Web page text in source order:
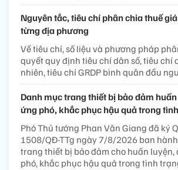
Nguyên tắc, tiêu chí phân chia thuế
từng địa phương
Về tiêu chí, số liệu và phương pháp
quyết quy định tiêu chí dân số, tiêu chí
nhiên, tiêu chí GRDP bình quân đầu
Danh mục trang thiết bị bảo đảm
ứng phó, khắc phục hậu quả trong
Phó Thủ tướng Phan Văn Giang đã ký
1508/QĐ-TTg ngày 7/8/2026 ban
trang thiết bị bảo đảm cho huấn luyện,
phó, khắc phục hậu quả trong tình